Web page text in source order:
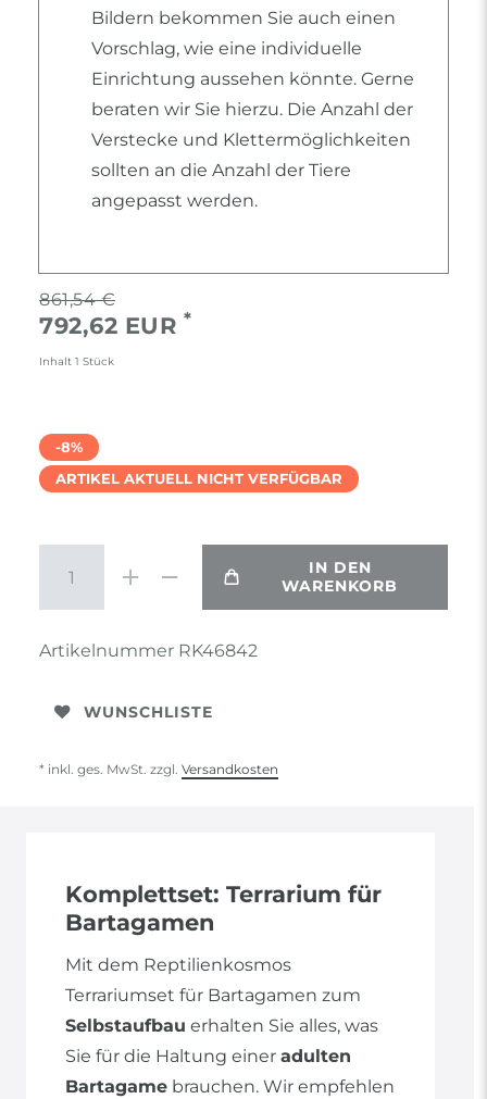
Bildern bekommen Sie auch einen
Vorschlag, wie eine individuelle
Einrichtung aussehen könnte. Gerne
beraten wir Sie hierzu. Die Anzahl der
Verstecke und Klettermöglichkeiten
sollten an die Anzahl der Tiere
angepasst werden.
861,54 €
792,62 EUR *
Inhalt 1 Stück
-8%
ARTIKEL AKTUELL NICHT VERFÜGBAR
IN DEN
WARENKORB
Artikelnummer RK46842
WUNSCHLISTE
* inkl. ges. MwSt. zzgl. Versandkosten
Komplettset: Terrarium für
Bartagamen
Mit dem Reptilienkosmos
Terrariumset für Bartagamen zum
Selbstaufbau erhalten Sie alles, was
Sie für die Haltung einer adulten
Bartagame brauchen. Wir empfehlen